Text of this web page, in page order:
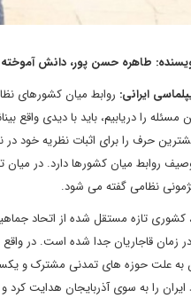
طاهره حسن پور، دانش آموخته
ایرانی: روابط میان کشورهای
مسئله را دریابیم، باید با دیدی
حرف را برای اثبات نظریه خود
روابط میان کشورها دارد. در میان
نظامی گفته می شود.
کشوری تازه مستقل شده از اتحاد
زمان قاجاریان جدا شده است. در
به علت حوزه های تمدنی مشترک و
را به سوی آذربایجان هدایت کرد